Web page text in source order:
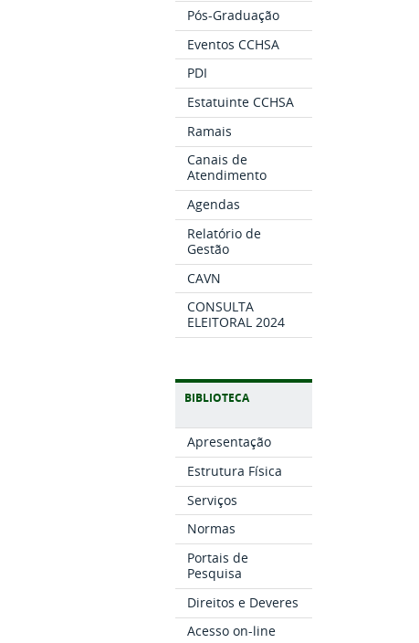
Pós-Graduação
Eventos CCHSA
PDI
Estatuinte CCHSA
Ramais
Canais de
Atendimento
Agendas
Relatório de
Gestão
CAVN
CONSULTA
ELEITORAL 2024
BIBLIOTECA
Apresentação
Estrutura Física
Serviços
Normas
Portais de
Pesquisa
Direitos e Deveres
Acesso on-line